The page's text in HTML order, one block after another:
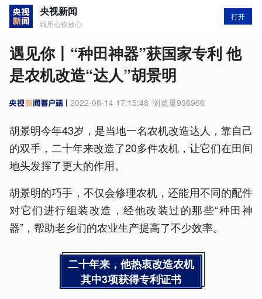
央视新闻
我用心你放心
打开
遇见你丨“种田神器”获国家专利 他
是农机改造“达人”胡景明
2022-06-14 17:15:48 浏览量936966
胡景明今年43岁，是当地一名农机改造达人，靠自己
的双手，二十年来改造了20多件农机，让它们在田间
地头发挥了更大的作用。
胡景明的巧手，不仅会修理农机，还能用不同的配件
对它们进行组装改造，经他改装过的那些“种田神
器”，帮助老乡们的农业生产提高了不少效率。
二十年来，他热衷改造农机
其中3项获得专利证书